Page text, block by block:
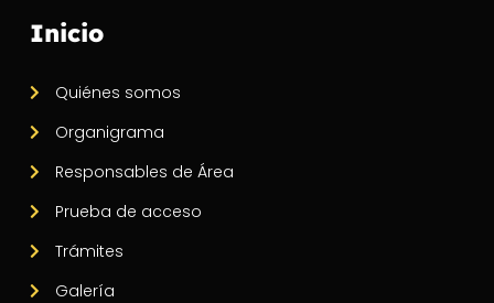
Inicio
Quiénes somos
Organigrama
Responsables de Área
Prueba de acceso
Trámites
Galería